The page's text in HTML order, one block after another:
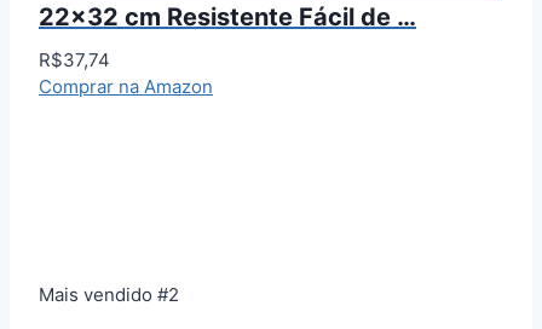
22×32 cm Resistente Fácil de …
R$37,74
Comprar na Amazon
Mais vendido #2